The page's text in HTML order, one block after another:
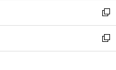
で
開
く
ド
ウ
で
開
ィ
ン
ド
ウ
い
ウ
ィ
ン
新
し
い
ウ
新
し